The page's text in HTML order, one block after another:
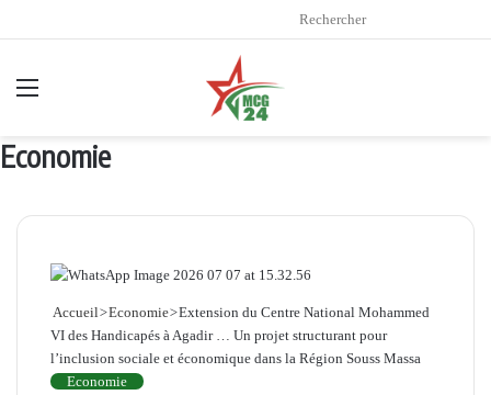
Economie
Accueil>Economie>Extension du Centre National Mohammed
VI des Handicapés à Agadir … Un projet structurant pour
l’inclusion sociale et économique dans la Région Souss Massa
Economie